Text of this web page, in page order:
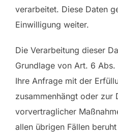
verarbeitet. Diese Daten
Einwilligung weiter.
Die Verarbeitung dieser
Grundlage von Art. 6 Abs.
Ihre Anfrage mit der
zusammenhängt oder zur
vorvertraglicher
allen übrigen Fällen